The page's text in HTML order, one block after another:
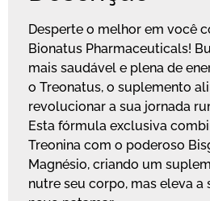
Desperte o melhor em você
Bionatus Pharmaceuticals!
mais saudável e plena de
o Treonatus, o suplemento
revolucionar a sua jornada
Esta fórmula exclusiva
Treonina com o poderoso
Magnésio, criando um
nutre seu corpo, mas eleva a